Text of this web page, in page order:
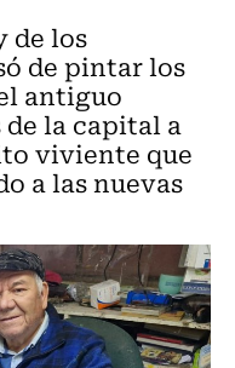
de los
de pintar los
antiguo
la capital a
viviente que
a las nuevas